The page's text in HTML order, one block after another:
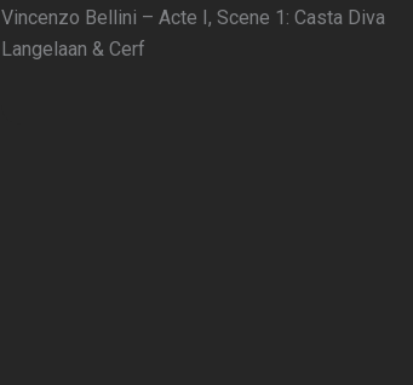
Vincenzo Bellini – Acte I, Scene 1: Casta Diva
Langelaan & Cerf